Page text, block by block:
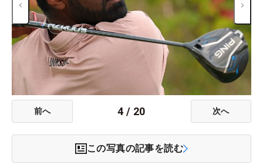
前へ 4 / 20 次へ
この写真の記事を読む